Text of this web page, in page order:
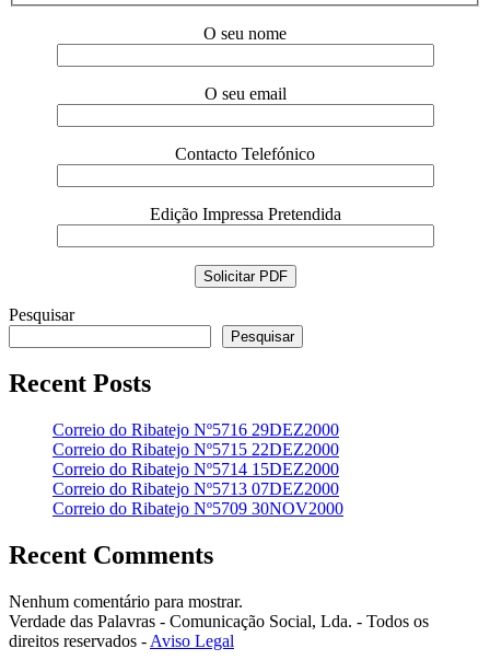
O seu nome
O seu email
Contacto Telefónico
Edição Impressa Pretendida
Pesquisar
Pesquisar
Recent Posts
Correio do Ribatejo Nº5716 29DEZ2000
Correio do Ribatejo Nº5715 22DEZ2000
Correio do Ribatejo Nº5714 15DEZ2000
Correio do Ribatejo Nº5713 07DEZ2000
Correio do Ribatejo Nº5709 30NOV2000
Recent Comments
Nenhum comentário para mostrar.
Verdade das Palavras - Comunicação Social, Lda. - Todos os
direitos reservados - Aviso Legal